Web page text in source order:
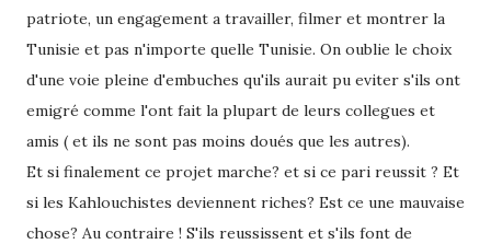
patriote, un engagement a travailler, filmer et montrer la
Tunisie et pas n'importe quelle Tunisie. On oublie le choix
d'une voie pleine d'embuches qu'ils aurait pu eviter s'ils ont
emigré comme l'ont fait la plupart de leurs collegues et
amis ( et ils ne sont pas moins doués que les autres).
Et si finalement ce projet marche? et si ce pari reussit ? Et
si les Kahlouchistes deviennent riches? Est ce une mauvaise
chose? Au contraire ! S'ils reussissent et s'ils font de